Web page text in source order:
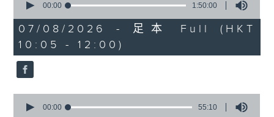
seconds
1
hour,
50
minutes,
0
seconds
00:00 1:50:00
07/08/2026 - 足本 Full (HKT
10:05 - 12:00)
seconds
00:00 55:10